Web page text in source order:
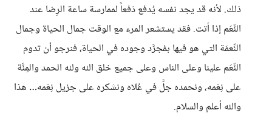
ذلك. لأنه قد يجد نفسه يُدفع دَفعاً لممارسة ساعة الرِضا عند
النِّعَم إذا أتت. فقد يستشعر المرء مع الوقت جمال الحياة وجمال
النِّعمَة التي هو فيها بمُجرَّد وجوده في الحياة، فنرجو أن تدوم
النِّعَم علينا وعلى الناس وعلى جميع خلق الله ولله الحمد والمِنَّة
على نِعَمه، ونحمده جلَّ في عُلاه ونشكره على جزيل نِعَمه… هذا
والله أعلم والسلام.